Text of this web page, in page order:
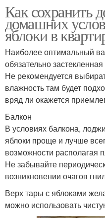
Как сохранить
домашних
яблоки в
Наиболее оптимальный
обязательно
Не рекомендуется
влажность там будет
вряд ли окажется
Балкон
В условиях балкона,
яблоки проще и лучше
возможности располагая
Не забывайте
возникновении очагов
Верх тары с яблоками
можно использовать